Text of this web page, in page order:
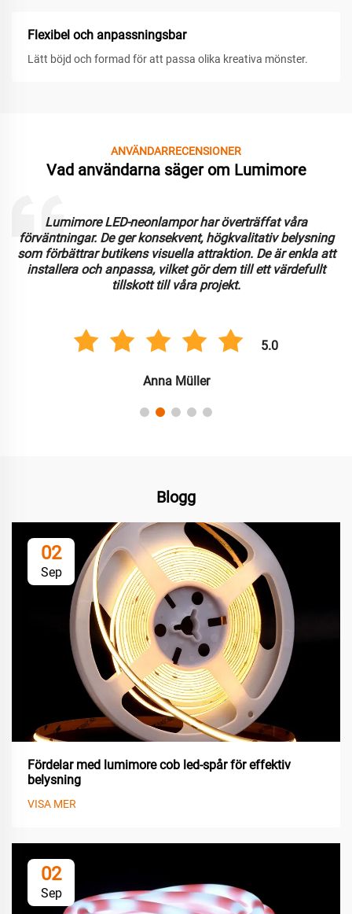
Flexibel och anpassningsbar
Lätt böjd och formad för att passa olika kreativa mönster.
ANVÄNDARRECENSIONER
Vad användarna säger om Lumimore
Lumimore LED-neonlampor har överträffat våra
förväntningar. De ger konsekvent, högkvalitativ belysning
som förbättrar butikens visuella attraktion. De är enkla att
installera och anpassa, vilket gör dem till ett värdefullt
tillskott till våra projekt.
5.0
Anna Müller
Blogg
02
Sep
Fördelar med lumimore cob led-spår för effektiv
belysning
VISA MER
02
Sep